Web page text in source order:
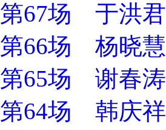
第67场 于洪君
第66场 杨晓慧
第65场 谢春涛
第64场 韩庆祥